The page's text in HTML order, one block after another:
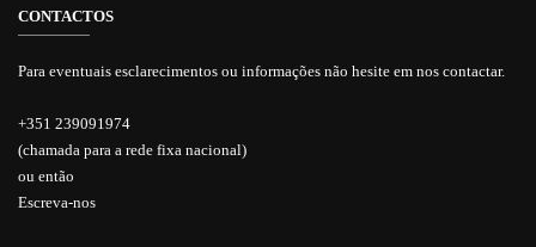
CONTACTOS
Para eventuais esclarecimentos ou informações não hesite em nos contactar.
+351 239091974
(chamada para a rede fixa nacional)
ou então
Escreva-nos